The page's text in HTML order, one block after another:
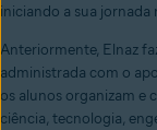
iniciando a sua jornada
Anteriormente, Elnaz
administrada com o
os alunos organizam e
ciência, tecnologia,